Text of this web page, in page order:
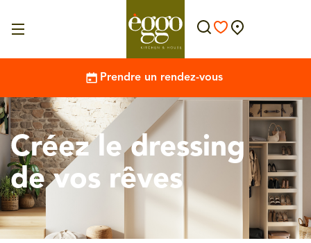
Prendre un rendez-vous
Créez le dressing
de vos rêves